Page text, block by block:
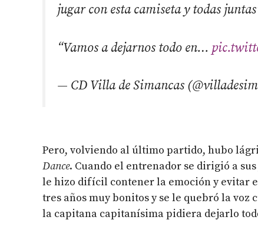
jugar con esta camiseta y todas
“Vamos a dejarnos todo en…
— CD Villa de Simancas
Pero, volviendo al último partido, hubo
Dance. Cuando el entrenador se dirigió a
le hizo difícil contener la emoción y evitar
tres años muy bonitos y se le quebró la voz
la capitana capitanísima pidiera dejarlo